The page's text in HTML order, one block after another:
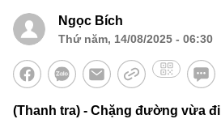
Ngọc Bích
Thứ năm, 14/08/2025 - 06:30
(Thanh tra) - Chặng đường vừa